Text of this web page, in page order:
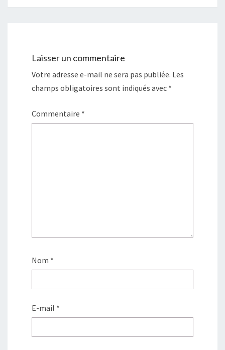
Laisser un commentaire
Votre adresse e-mail ne sera pas publiée. Les
champs obligatoires sont indiqués avec *
Commentaire *
Nom *
E-mail *